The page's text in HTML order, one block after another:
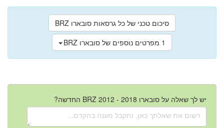
סיכום טכני של כל גרסאות סובארו BRZ
1 מפרטים נוספים של סובארו BRZ
יש לך שאלה על סובארו BRZ 2012 - 2018 החדשה?